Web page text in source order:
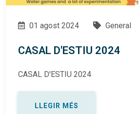
01 agost 2024 General
CASAL D'ESTIU 2024
CASAL D'ESTIU 2024
LLEGIR MÉS